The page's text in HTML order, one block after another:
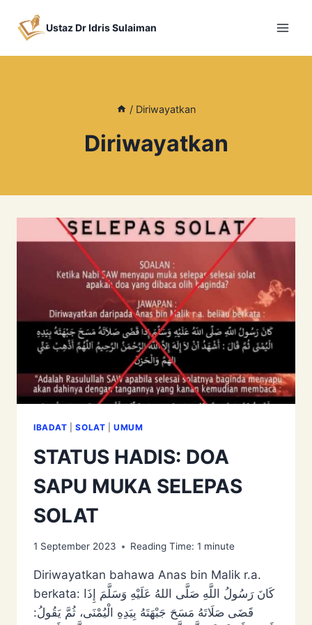
Ustaz Dr Idris Sulaiman
/ Diriwayatkan
Diriwayatkan
IBADAT |SOLAT |UMUM
STATUS HADIS: DOA
SAPU MUKA SELEPAS
SOLAT
1 September 2023 Reading Time: 1 minute
Diriwayatkan bahawa Anas bin Malik r.a.
berkata: كَانَ رَسُولُ اللَّهِ صَلَّى اللهُ عَلَيْهِ وَسَلَّمَ ‌إِذَا
‌قَضَى ‌صَلَاتَهُ ‌مَسَحَ ‌جَبْهَتَهُ بِيَدِهِ الْيُمْنَى، ثُمَّ يَقُولُ: